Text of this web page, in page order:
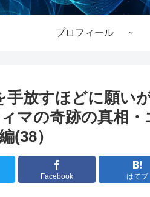
プロフィール
手放すほどに願い
ィマの奇跡の真相
(38）
Facebook はてブ